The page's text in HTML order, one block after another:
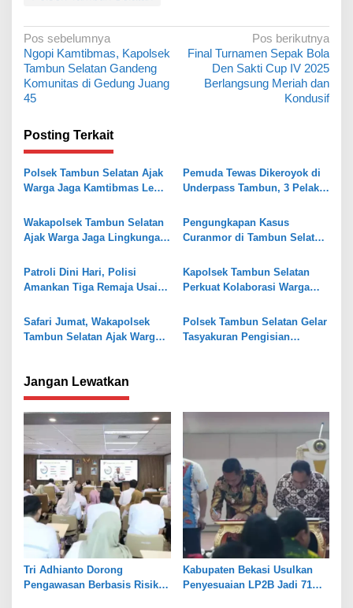
N
a
v
i
g
a
s
i
p
o
s
Pos sebelumnya
Ngopi Kamtibmas, Kapolsek
Tambun Selatan Gandeng
Komunitas di Gedung Juang
45
Pos berikutnya
Final Turnamen Sepak Bola
Den Sakti Cup IV 2025
Berlangsung Meriah dan
Kondusif
Posting Terkait
Polsek Tambun Selatan Ajak
Warga Jaga Kamtibmas Lewat
Pemuda Tewas Dikeroyok di
Underpass Tambun, 3 Pelaku
Wakapolsek Tambun Selatan
Ajak Warga Jaga Lingkungan
Bersih dan Asri”
Pengungkapan Kasus
Curanmor di Tambun Selatan,
dan Puluhan Amunisi
Patroli Dini Hari, Polisi
Amankan Tiga Remaja Usai
Kapolsek Tambun Selatan
Perkuat Kolaborasi Warga
Kamtibmas
Safari Jumat, Wakapolsek
Tambun Selatan Ajak Warga
Polsek Tambun Selatan Gelar
Tasyakuran Pengisian
Jangan Lewatkan
Tri Adhianto Dorong
Pengawasan Berbasis Risiko,
Kabupaten Bekasi Usulkan
Penyesuaian LP2B Jadi 71